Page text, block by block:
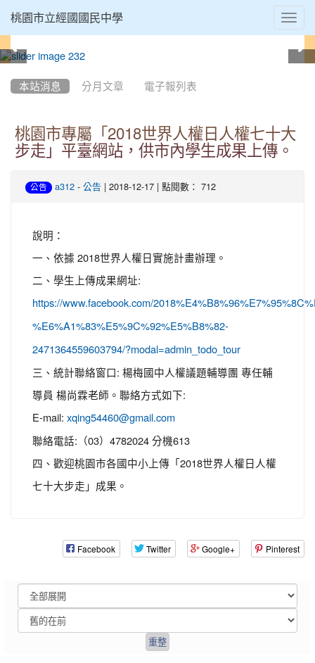
桃園市立經國國民中學
本站消息 分月文章 電子報列表
桃園市專屬「2018世界人權日人權七十大
步走」平臺網站，供市內學生成果上傳。
公告 a312 - 公告 | 2018-12-17 | 點閱數： 712
說明：
一、依據 2018世界人權日實施計畫辦理。
二、學生上傳成果網址:
https://www.facebook.com/
%E6%A1%83%E5%9C%92%E5%B8%82-
2471364559603794/?modal=admin_todo_tour
三、統計聯絡窗口: 楊梅國中人權議題輔導團 專任輔
導員 楊尚霖老師。聯絡方式如下:
E-mail: xqing54460@gmail.com
聯絡電話:（03）4782024 分機613
四、歡迎桃園市各國中小上傳「2018世界人權日人權
七十大步走」成果。
Facebook Twitter Google+ Pinterest